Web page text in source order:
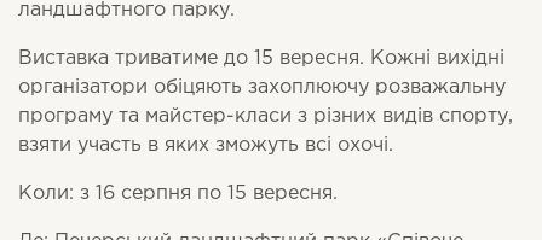
ландшафтного парку.
Виставка триватиме до 15 вересня. Кожні вихідні
організатори обіцяють захоплюючу розважальну
програму та майстер-класи з різних видів спорту,
взяти участь в яких зможуть всі охочі.
Коли: з 16 серпня по 15 вересня.